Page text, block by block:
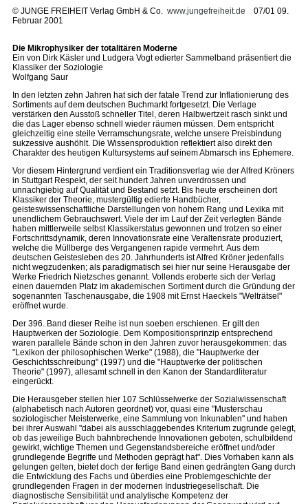
© JUNGE FREIHEIT Verlag GmbH & Co. www.jungefreiheit.de 07/01 09.
Februar 2001
Die Mikrophysiker der totalitären Moderne
Ein von Dirk Käsler und Ludgera Vogt edierter Sammelband präsentiert die
Klassiker der Soziologie
Wolfgang Saur
In den letzten zehn Jahren hat sich der fatale Trend zur Inflationierung des
Sortiments auf dem deutschen Buchmarkt fortgesetzt. Die Verlage
verstärken den Ausstoß schneller Titel, deren Halbwertzeit rasch sinkt und
die das Lager ebenso schnell wieder räumen müssen. Dem entspricht
gleichzeitig eine steile Verramschungsrate, welche unsere Preisbindung
sukzessive aushöhlt. Die Wissensproduktion reflektiert also direkt den
Charakter des heutigen Kultursystems auf seinem Abmarsch ins Ephemere.
Vor diesem Hintergrund verdient ein Traditionsverlag wie der Alfred Kröners
in Stuttgart Respekt, der seit hundert Jahren unverdrossen und
unnachgiebig auf Qualität und Bestand setzt. Bis heute erscheinen dort
Klassiker der Theorie, mustergültig edierte Handbücher,
geisteswissenschaftliche Darstellungen von hohem Rang und Lexika mit
unendlichem Gebrauchswert. Viele der im Lauf der Zeit verlegten Bände
haben mittlerweile selbst Klassikerstatus gewonnen und trotzen so einer
Fortschrittsdynamik, deren Innovationsrate eine Veraltensrate produziert,
welche die Müllberge des Vergangenen rapide vermehrt. Aus dem
deutschen Geistesleben des 20. Jahrhunderts ist Alfred Kröner jedenfalls
nicht wegzudenken; als paradigmatisch sei hier nur seine Herausgabe der
Werke Friedrich Nietzsches genannt. Vollends eroberte sich der Verlag
einen dauernden Platz im akademischen Sortiment durch die Gründung der
sogenannten Taschenausgabe, die 1908 mit Ernst Haeckels "Welträtsel"
eröffnet wurde.
Der 396. Band dieser Reihe ist nun soeben erschienen. Er gilt den
Hauptwerken der Soziologie. Dem Kompositionsprinzip entsprechend
waren parallele Bände schon in den Jahren zuvor herausgekommen: das
"Lexikon der philosophischen Werke" (1988), die "Hauptwerke der
Geschichtsschreibung" (1997) und die "Hauptwerke der politischen
Theorie" (1997), allesamt schnell in den Kanon der Standardliteratur
eingerückt.
Die Herausgeber stellen hier 107 Schlüsselwerke der Sozialwissenschaft
(alphabetisch nach Autoren geordnet) vor, quasi eine "Musterschau
soziologischer Meisterwerke, eine Sammlung von Inkunablen" und haben
bei ihrer Auswahl "dabei als ausschlaggebendes Kriterium zugrunde gelegt,
ob das jeweilige Buch bahnbrechende Innovationen geboten, schulbildend
gewirkt, wichtige Themen und Gegenstandsbereiche eröffnet und/oder
grundlegende Begriffe und Methoden geprägt hat". Dies Vorhaben kann als
gelungen gelten, bietet doch der fertige Band einen gedrängten Gang durch
die Entwicklung des Fachs und überdies eine Problemgeschichte der
grundlegenden Fragen in der modernen Industriegesellschaft. Die
diagnostische Sensibilität und analytische Kompetenz der